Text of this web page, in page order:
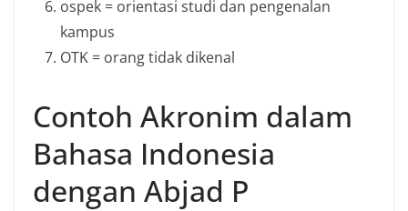
ospek = orientasi studi dan pengenalan
kampus
OTK = orang tidak dikenal
Contoh Akronim dalam
Bahasa Indonesia
dengan Abjad P